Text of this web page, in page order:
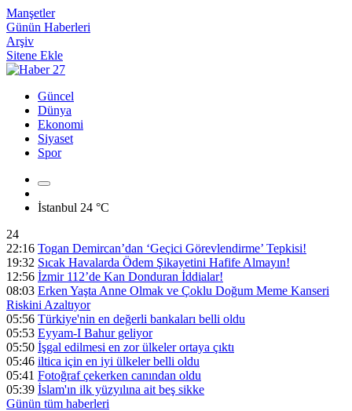
Manşetler
Günün Haberleri
Arşiv
Sitene Ekle
Güncel
Dünya
Ekonomi
Siyaset
Spor
İstanbul 24 °C
24
22:16 Togan Demircan’dan ‘Geçici Görevlendirme’ Tepkisi!
19:32 Sıcak Havalarda Ödem Şikayetini Hafife Almayın!
12:56 İzmir 112’de Kan Donduran İddialar!
08:03 Erken Yaşta Anne Olmak ve Çoklu Doğum Meme Kanseri
Riskini Azaltıyor
05:56 Türkiye'nin en değerli bankaları belli oldu
05:53 Eyyam-I Bahur geliyor
05:50 İşgal edilmesi en zor ülkeler ortaya çıktı
05:46 iltica için en iyi ülkeler belli oldu
05:41 Fotoğraf çekerken canından oldu
05:39 İslam'ın ilk yüzyılına ait beş sikke
Günün tüm haberleri